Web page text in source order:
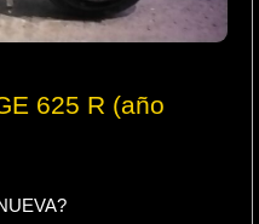
625 R (año